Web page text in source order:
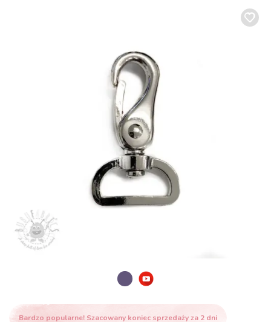
Bardzo popularne! Szacowany koniec sprzedaży za 2 dni